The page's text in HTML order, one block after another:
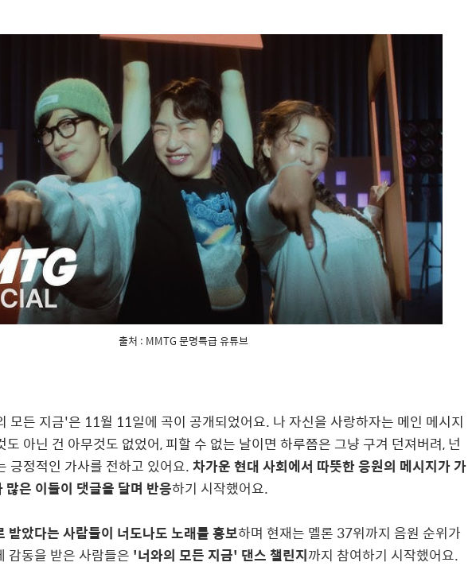
출처 : MMTG 문명특급 유튜브
모든 지금'은 11월 11일에 곡이 공개되었어요. 나 자신을 사랑하자는 메인 메시지
아닌 건 아무것도 없었어, 피할 수 없는 날이면 하루쯤은 그냥 구겨 던져버려, 넌
긍정적인 가사를 전하고 있어요.차가운 현대 사회에서 따뜻한 응원의 메시지가 가
은 이들이 댓글을 달며 반응하기 시작했어요.
받았다는 사람들이 너도나도 노래를 홍보하며 현재는 멜론 37위까지 음원 순위가
감동을 받은 사람들은 '너와의 모든 지금' 댄스 챌린지까지 참여하기 시작했어요.